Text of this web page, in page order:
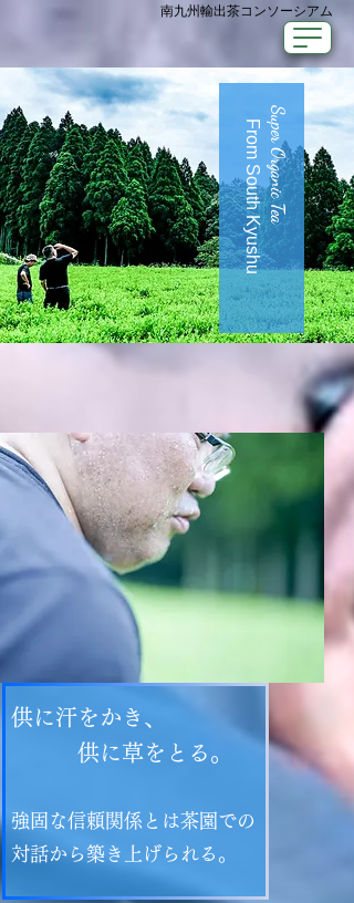
南九州輸出茶コンソーシアム
Super ​Organic Tea
From South Kyushu​
供に汗をかき、
​ 供に草をとる。
強固な信頼関係とは茶園での
対話から築き上げられる。